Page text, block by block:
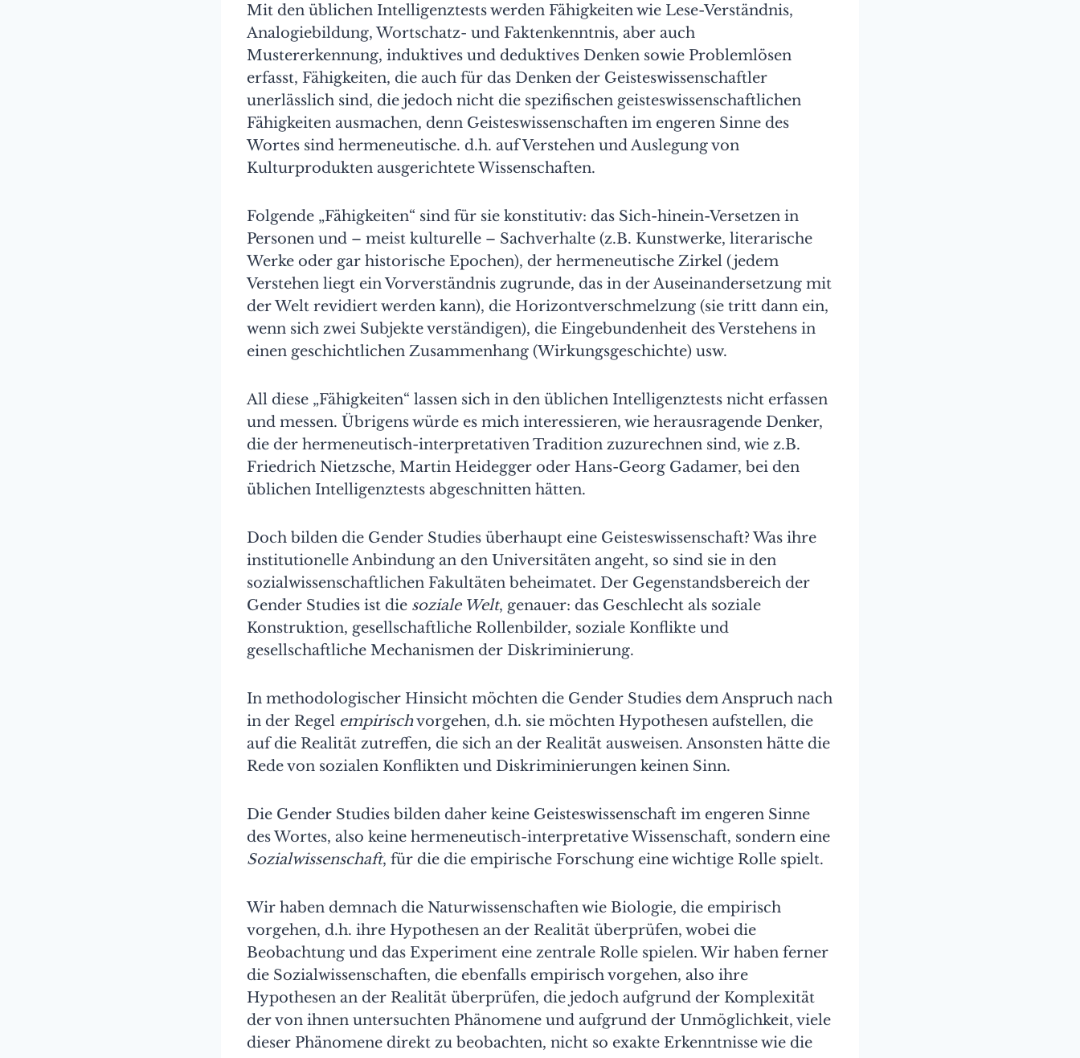
Mit den üblichen Intelligenztests werden Fähigkeiten wie Lese-Verständnis,
Analogiebildung, Wortschatz- und Faktenkenntnis, aber auch
Mustererkennung, induktives und deduktives Denken sowie Problemlösen
erfasst, Fähigkeiten, die auch für das Denken der Geisteswissenschaftler
unerlässlich sind, die jedoch nicht die spezifischen geisteswissenschaftlichen
Fähigkeiten ausmachen, denn Geisteswissenschaften im engeren Sinne des
Wortes sind hermeneutische. d.h. auf Verstehen und Auslegung von
Kulturprodukten ausgerichtete Wissenschaften.
Folgende „Fähigkeiten“ sind für sie konstitutiv: das Sich-hinein-Versetzen in
Personen und – meist kulturelle – Sachverhalte (z.B. Kunstwerke, literarische
Werke oder gar historische Epochen), der hermeneutische Zirkel (jedem
Verstehen liegt ein Vorverständnis zugrunde, das in der Auseinandersetzung mit
der Welt revidiert werden kann), die Horizontverschmelzung (sie tritt dann ein,
wenn sich zwei Subjekte verständigen), die Eingebundenheit des Verstehens in
einen geschichtlichen Zusammenhang (Wirkungsgeschichte) usw.
All diese „Fähigkeiten“ lassen sich in den üblichen Intelligenztests nicht erfassen
und messen. Übrigens würde es mich interessieren, wie herausragende Denker,
die der hermeneutisch-interpretativen Tradition zuzurechnen sind, wie z.B.
Friedrich Nietzsche, Martin Heidegger oder Hans-Georg Gadamer, bei den
üblichen Intelligenztests abgeschnitten hätten.
Doch bilden die Gender Studies überhaupt eine Geisteswissenschaft? Was ihre
institutionelle Anbindung an den Universitäten angeht, so sind sie in den
sozialwissenschaftlichen Fakultäten beheimatet. Der Gegenstandsbereich der
Gender Studies ist die soziale Welt, genauer: das Geschlecht als soziale
Konstruktion, gesellschaftliche Rollenbilder, soziale Konflikte und
gesellschaftliche Mechanismen der Diskriminierung.
In methodologischer Hinsicht möchten die Gender Studies dem Anspruch nach
in der Regel empirischvorgehen, d.h. sie möchten Hypothesen aufstellen, die
auf die Realität zutreffen, die sich an der Realität ausweisen. Ansonsten hätte die
Rede von sozialen Konflikten und Diskriminierungen keinen Sinn.
Die Gender Studies bilden daher keine Geisteswissenschaft im engeren Sinne
des Wortes, also keine hermeneutisch-interpretative Wissenschaft, sondern eine
Sozialwissenschaft, für die die empirische Forschung eine wichtige Rolle spielt.
Wir haben demnach die Naturwissenschaften wie Biologie, die empirisch
vorgehen, d.h. ihre Hypothesen an der Realität überprüfen, wobei die
Beobachtung und das Experiment eine zentrale Rolle spielen. Wir haben ferner
die Sozialwissenschaften, die ebenfalls empirisch vorgehen, also ihre
Hypothesen an der Realität überprüfen, die jedoch aufgrund der Komplexität
der von ihnen untersuchten Phänomene und aufgrund der Unmöglichkeit, viele
dieser Phänomene direkt zu beobachten, nicht so exakte Erkenntnisse wie die